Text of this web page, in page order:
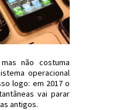
não costuma
operacional
logo: em 2017 o
vai parar
antigos.